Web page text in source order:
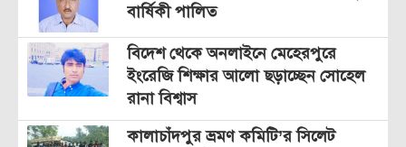
বার্ষিকী পালিত
বিদেশ থেকে অনলাইনে মেহেরপুরে
ইংরেজি শিক্ষার আলো ছড়াচ্ছেন সোহেল
রানা বিশ্বাস
কালাচাঁদপুর ভ্রমণ কমিটি’র সিলেট